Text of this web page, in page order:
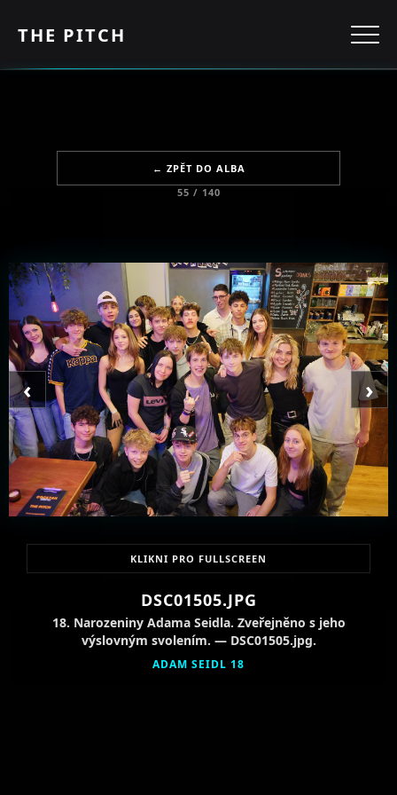
THE PITCH
← ZPĚT DO ALBA
55 / 140
‹ ›
KLIKNI PRO FULLSCREEN
DSC01505.JPG
18. Narozeniny Adama Seidla. Zveřejněno s jeho
výslovným svolením. — DSC01505.jpg.
ADAM SEIDL 18